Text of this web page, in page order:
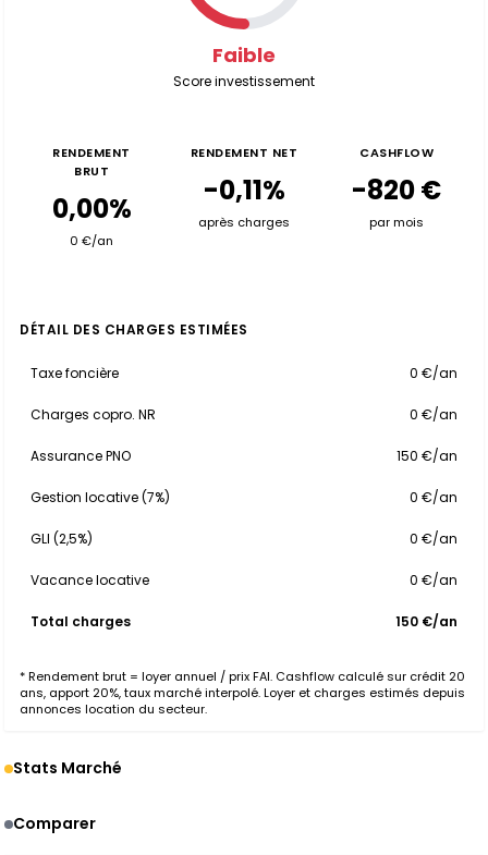
Faible
Score investissement
RENDEMENT
BRUT
0,00%
0 €/an
RENDEMENT NET
-0,11%
après charges
CASHFLOW
-820 €
par mois
DÉTAIL DES CHARGES ESTIMÉES
Taxe foncière 0 €/an
Charges copro. NR 0 €/an
Assurance PNO 150 €/an
Gestion locative (7%) 0 €/an
GLI (2,5%) 0 €/an
Vacance locative 0 €/an
Total charges 150 €/an
* Rendement brut = loyer annuel / prix FAI. Cashflow calculé sur crédit 20
ans, apport 20%, taux marché interpolé. Loyer et charges estimés depuis
annonces location du secteur.
Stats Marché
Comparer